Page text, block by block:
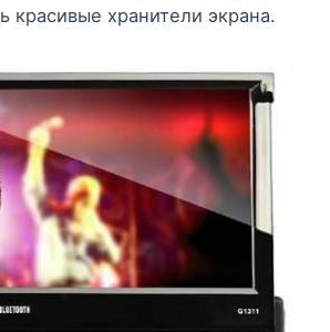
красивые хранители экрана.